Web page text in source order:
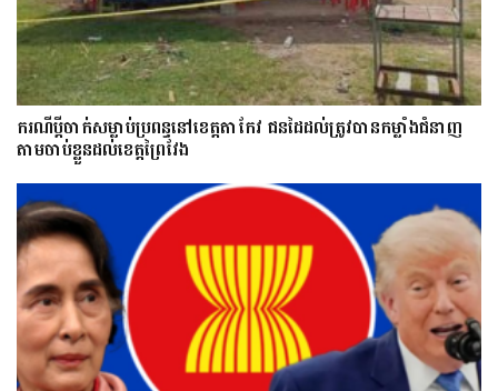
ករណីប្ដីចាក់សម្លាប់ប្រពន្ធនៅខេត្តតាកែវ ជនដៃដល់ត្រូវបានកម្លាំងជំនាញ
តាមចាប់ខ្លួនដល់ខេត្តព្រៃវែង